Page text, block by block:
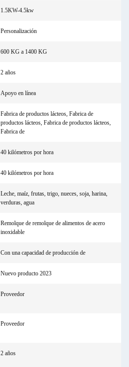
1.5KW-4.5kw
Personalización
600 KG a 1400 KG
2 años
Apoyo en línea
Fabrica de productos lácteos, Fabrica de
productos lácteos, Fabrica de productos lácteos,
Fabrica de
40 kilómetros por hora
40 kilómetros por hora
Leche, maíz, frutas, trigo, nueces, soja, harina,
verduras, agua
Remolque de remolque de alimentos de acero
inoxidable
Con una capacidad de producción de
Nuevo producto 2023
Proveedor
Proveedor
2 años